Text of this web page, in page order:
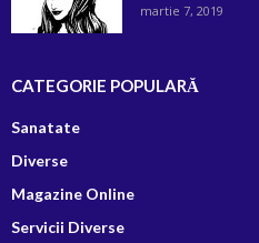
martie 7, 2019
CATEGORIE POPULARĂ
Sanatate
Diverse
Magazine Online
Servicii Diverse